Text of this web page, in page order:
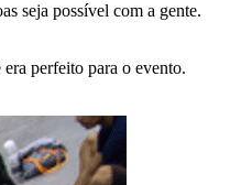
seja possível com a gente.
perfeito para o evento.